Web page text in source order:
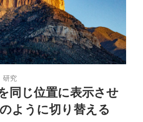
研究
を同じ位置に表示させ
ように切り替える